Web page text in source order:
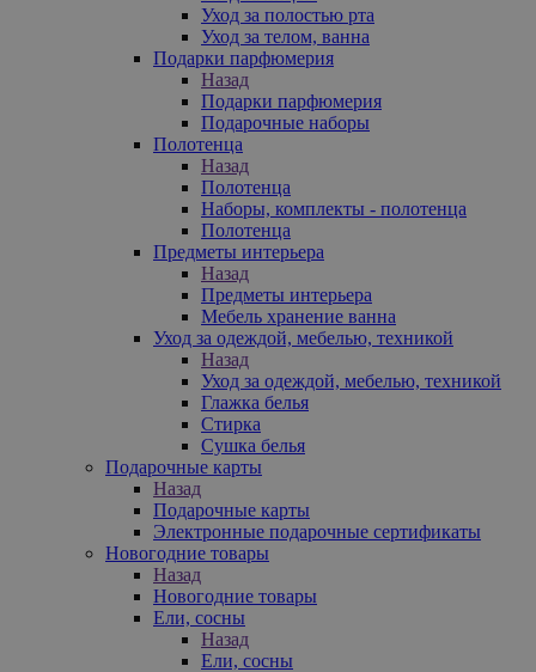
Уход за полостью рта
Уход за телом, ванна
Подарки парфюмерия
Назад
Подарки парфюмерия
Подарочные наборы
Полотенца
Назад
Полотенца
Наборы, комплекты - полотенца
Полотенца
Предметы интерьера
Назад
Предметы интерьера
Мебель хранение ванна
Уход за одеждой, мебелью, техникой
Назад
Уход за одеждой, мебелью, техникой
Глажка белья
Стирка
Сушка белья
Подарочные карты
Назад
Подарочные карты
Электронные подарочные сертификаты
Новогодние товары
Назад
Новогодние товары
Ели, сосны
Назад
Ели, сосны